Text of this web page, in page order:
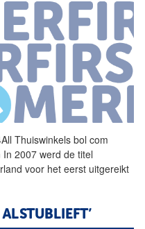
Thuiswinkels bol com
2007 werd de titel
voor het eerst uitgereikt